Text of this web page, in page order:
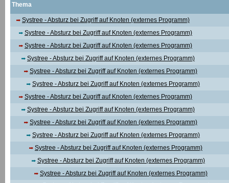
Thema
Systree - Absturz bei Zugriff auf Knoten (externes Programm)
Systree - Absturz bei Zugriff auf Knoten (externes Programm)
Systree - Absturz bei Zugriff auf Knoten (externes Programm)
Systree - Absturz bei Zugriff auf Knoten (externes Programm)
Systree - Absturz bei Zugriff auf Knoten (externes Programm)
Systree - Absturz bei Zugriff auf Knoten (externes Programm)
Systree - Absturz bei Zugriff auf Knoten (externes Programm)
Systree - Absturz bei Zugriff auf Knoten (externes Programm)
Systree - Absturz bei Zugriff auf Knoten (externes Programm)
Systree - Absturz bei Zugriff auf Knoten (externes Programm)
Systree - Absturz bei Zugriff auf Knoten (externes Programm)
Systree - Absturz bei Zugriff auf Knoten (externes Programm)
Systree - Absturz bei Zugriff auf Knoten (externes Programm)